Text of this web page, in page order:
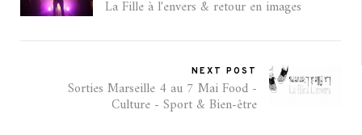
La Fille à l'envers & retour en images
NEXT POST
Sorties Marseille 4 au 7 Mai Food -
Culture - Sport & Bien-être